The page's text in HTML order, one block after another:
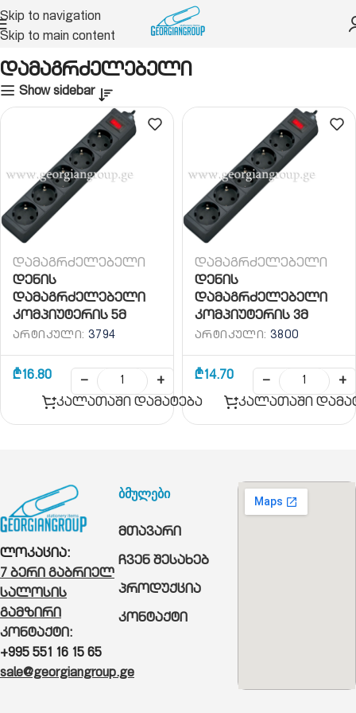
Skip to navigation
Skip to main content
კომპიუტერის აქსესუარები
დამაგრძელებელი
Show sidebar
დამაგრძელებელი
დენის
დამაგრძელებელი
კომპიუტერის 5მ
ᲐᲠᲢᲘᲙᲣᲚᲘ: 3794
₾16.80 −
+
კალათაში დამატება
დამაგრძელებელი
დენის
დამაგრძელებელი
კომპიუტერის 3მ
ᲐᲠᲢᲘᲙᲣᲚᲘ: 3800
₾14.70 −
+
კალათაში
ლოკაცია:
7 ბერი გაბრიელ
სალოსის
გამზირი
კონტაქტი:
+995 551 16 15 65
sale@georgiangroup.ge
ბმულები
მთავარი
ჩვენ შესახებ
პროდუქცია
კონტაქტი